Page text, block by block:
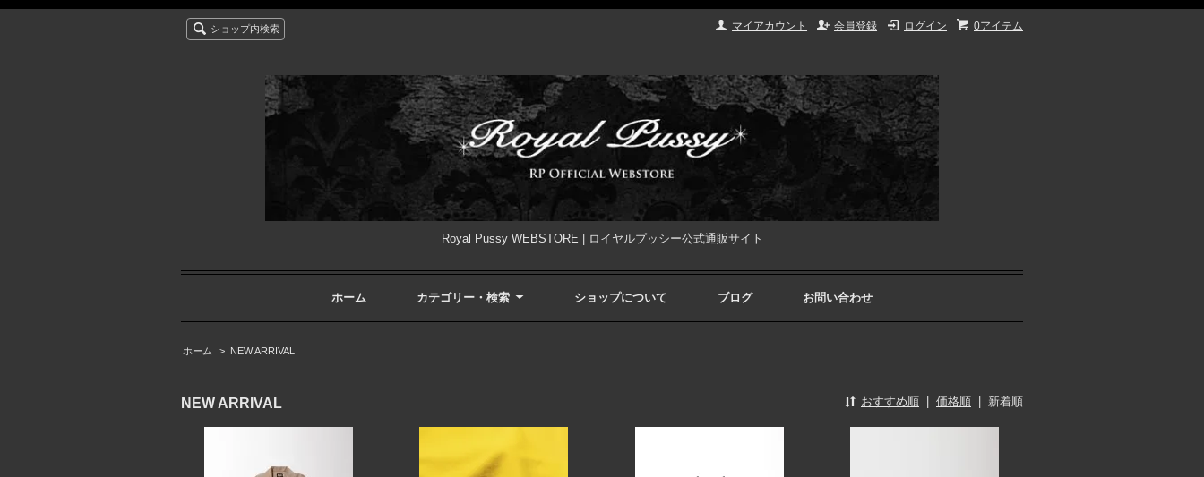
0アイテム
ログイン
会員登録
マイアカウント
ショップ内検索
Royal Pussy WEBSTORE | ロイヤルプッシー公式通販サイト
ホーム カテゴリー・検索 ショップについて ブログ お問い合わせ
ホーム > NEW ARRIVAL
NEW ARRIVAL おすすめ順 価格順 新着順